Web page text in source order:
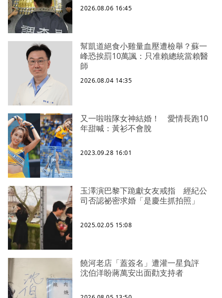
2026.08.06 16:45
幫凱道絕食小雞量血壓遭檢舉？蘇一
峰恐挨罰10萬諷：只准賴總統當賴醫
師
2026.08.04 14:35
又一啦啦隊女神結婚！ 愛情長跑10
年甜喊：黃衫不會脫
2023.09.28 16:01
玉澤演巴黎下跪獻女友戒指 經紀公
司否認祕密求婚「是慶生抓拍照」
2025.02.05 15:08
饒河老店「蓋簽名」遭灌一星負評
沈伯洋盼蔣萬安出面勸支持者